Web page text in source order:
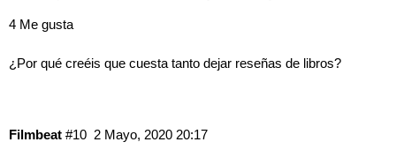
4 Me gusta
¿Por qué creéis que cuesta tanto dejar reseñas de libros?
Filmbeat 2 Mayo, 2020 20:17
#10